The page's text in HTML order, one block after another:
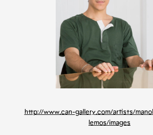
http://www.can-gallery.com/artists/
lemos/images